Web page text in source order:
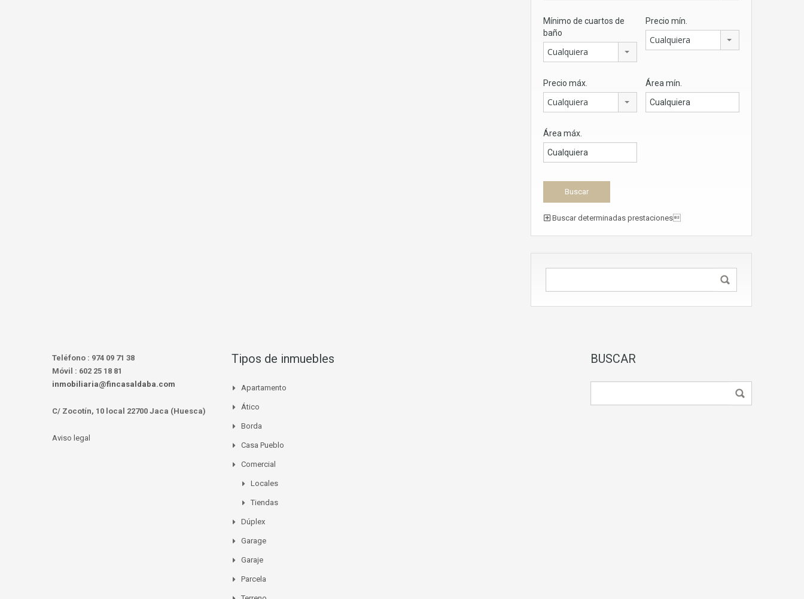
Mínimo de cuartos de
baño
Cualquiera
Precio mín.
Cualquiera
Precio máx.
Cualquiera
Área mín.
Área máx.
Buscar determinadas prestaciones
Teléfono : 974 09 71 38
Móvil : 602 25 18 81
inmobiliaria@fincasaldaba.com
C/ Zocotín, 10 local 22700 Jaca (Huesca)
Aviso legal
Tipos de inmuebles
Apartamento
Ático
Borda
Casa Pueblo
Comercial
Locales
Tiendas
Dúplex
Garage
Garaje
Parcela
BUSCAR